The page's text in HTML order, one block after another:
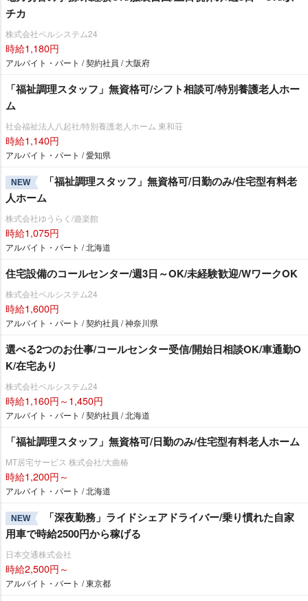
チカ
株式会社ベルシステム24
時給1,180円
アルバイト・パート / 契約社員 / 大阪府
「福祉調理スタッフ」無資格可/シフト相談可/特別養護老人ホー
ム
社会福祉法人八起社/特別養護老人ホーム 東和荘
時給1,140円
アルバイト・パート / 愛知県
NEW
「福祉調理スタッフ」無資格可/日勤のみ/住宅型有料老
人ホーム
株式会社ゆうらく/遊楽館
時給1,075円
アルバイト・パート / 北海道
住宅設備のコールセンター/週3日～OK/未経験歓迎/WワークOK
株式会社ベルシステム24
時給1,600円
アルバイト・パート / 契約社員 / 神奈川県
選べる2つのお仕事/コールセンター受信/開始日相談OK/車通勤O
K/在宅あり
株式会社ベルシステム24
時給1,160円～1,450円
アルバイト・パート / 契約社員 / 北海道
「福祉調理スタッフ」無資格可/日勤のみ/住宅型有料老人ホーム
MT居宅サービス 株式会社/大曲椿
時給1,200円～
アルバイト・パート / 北海道
NEW
「深夜勤務」ライドシェアドライバー/乗り慣れた自家
用車で時給2500円から稼げる
日本交通株式会社
時給2,500円～
アルバイト・パート / 東京都